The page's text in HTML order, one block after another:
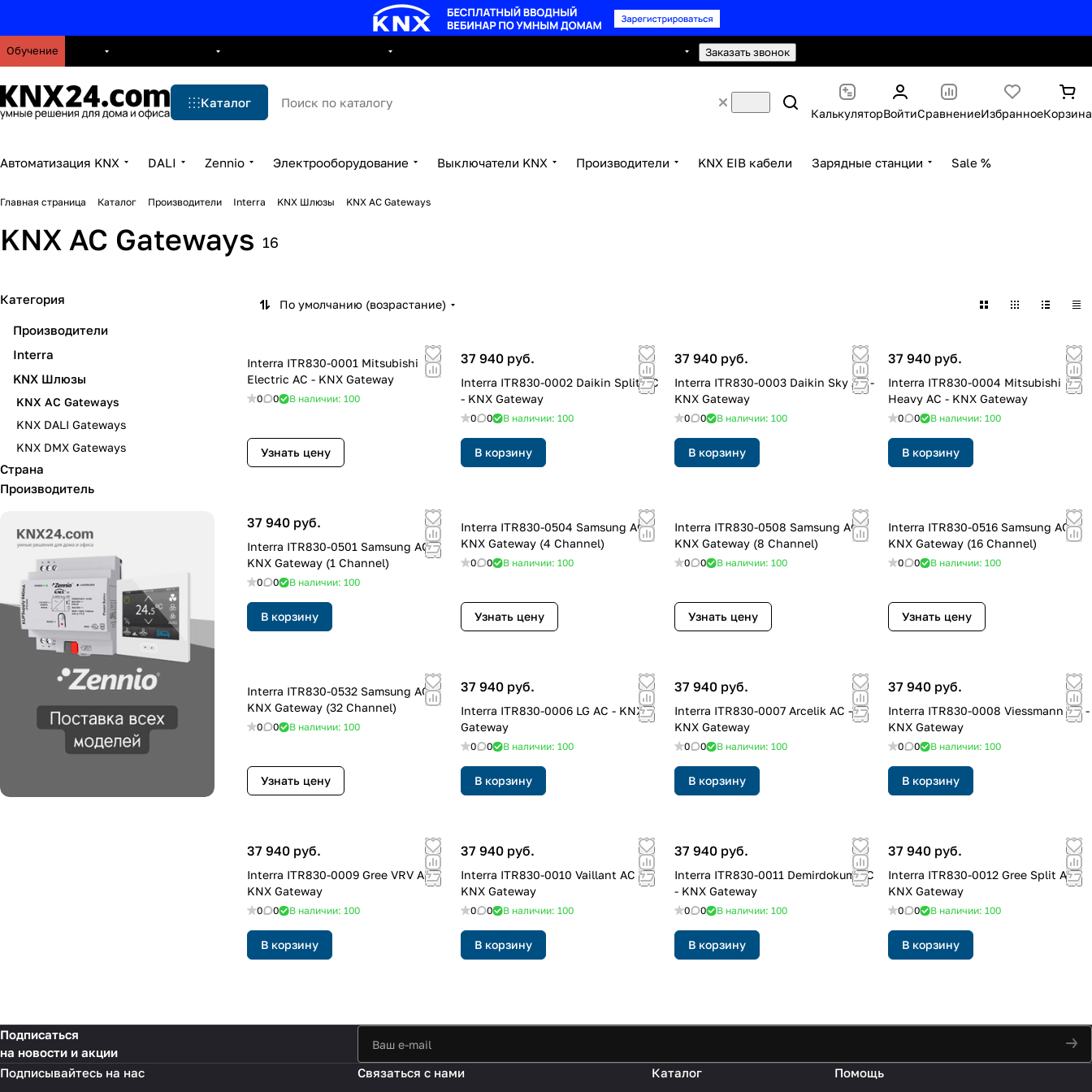
Обучение Заказать звонок
Каталог
КалькуляторВойтиСравнениеИзбранноеКорзина
Автоматизация KNX DALI Zennio Электрооборудование Выключатели KNX Производители KNX EIB кабели Зарядные станции Sale %
Главная страница Каталог Производители Interra KNX Шлюзы KNX AC Gateways
KNX AC Gateways 16
По умолчанию (возрастание)
Interra ITR830-0001 Mitsubishi
Electric AC - KNX Gateway
0 0 В наличии: 100
Узнать цену
37 940 руб.
Interra ITR830-0002 Daikin Split AC
- KNX Gateway
0 0 В наличии: 100
В корзину
37 940 руб.
Interra ITR830-0003 Daikin Sky AC -
KNX Gateway
0 0 В наличии: 100
В корзину
37 940 руб.
Interra ITR830-0004 Mitsubishi
Heavy AC - KNX Gateway
0 0 В наличии: 100
В корзину
37 940 руб.
Interra ITR830-0501 Samsung AC -
KNX Gateway (1 Channel)
0 0 В наличии: 100
В корзину
Interra ITR830-0504 Samsung AC -
KNX Gateway (4 Channel)
0 0 В наличии: 100
Узнать цену
Interra ITR830-0508 Samsung AC -
KNX Gateway (8 Channel)
0 0 В наличии: 100
Узнать цену
Interra ITR830-0516 Samsung AC -
KNX Gateway (16 Channel)
0 0 В наличии: 100
Узнать цену
Interra ITR830-0532 Samsung AC -
KNX Gateway (32 Channel)
0 0 В наличии: 100
Узнать цену
37 940 руб.
Interra ITR830-0006 LG AC - KNX
Gateway
0 0 В наличии: 100
В корзину
37 940 руб.
Interra ITR830-0007 Arcelik AC -
KNX Gateway
0 0 В наличии: 100
В корзину
37 940 руб.
Interra ITR830-0008 Viessmann AC -
KNX Gateway
0 0 В наличии: 100
В корзину
37 940 руб.
Interra ITR830-0009 Gree VRV AC -
KNX Gateway
0 0 В наличии: 100
В корзину
37 940 руб.
Interra ITR830-0010 Vaillant AC -
KNX Gateway
0 0 В наличии: 100
В корзину
37 940 руб.
Interra ITR830-0011 Demirdokum AC
- KNX Gateway
0 0 В наличии: 100
В корзину
37 940 руб.
Interra ITR830-0012 Gree Split AC -
KNX Gateway
0 0 В наличии: 100
В корзину
Категория
Производители
Interra
KNX Шлюзы
KNX AC Gateways
KNX DALI Gateways
KNX DMX Gateways
Страна
Производитель
Подписаться
на новости и акции
Связаться с нами
Каталог Помощь